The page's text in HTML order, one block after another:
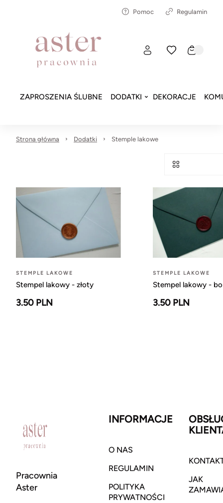
Pomoc Regulamin
ZAPROSZENIA ŚLUBNE DODATKI DEKORACJE
Strona główna Dodatki Stemple lakowe
STEMPLE LAKOWE
Stempel lakowy - złoty
3.50 PLN
STEMPLE LAKOWE
Stempel lakowy -
3.50 PLN
Pracownia
Aster
INFORMACJE
O NAS
REGULAMIN
POLITYKA
PRYWATNOŚCI
JAK